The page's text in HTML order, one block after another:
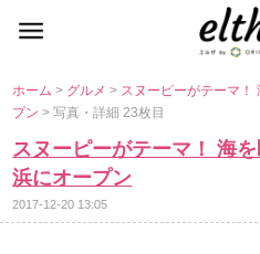
ホーム> グルメ> スヌーピーがテーマ！
プン> 写真・詳細 23枚目
スヌーピーがテーマ！ 海
浜にオープン
2017-12-20 13:05